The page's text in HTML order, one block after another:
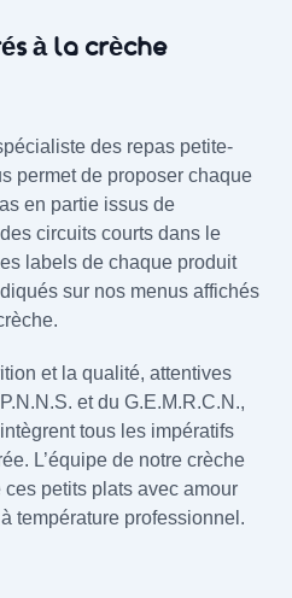
à la crèche
des repas petite-
permet de proposer chaque
en partie issus de
circuits courts dans le
labels de chaque produit
sur nos menus affichés
et la qualité, attentives
et du G.E.M.R.C.N.,
intègrent tous les impératifs
L’équipe de notre crèche
ces petits plats avec amour
température professionnel.